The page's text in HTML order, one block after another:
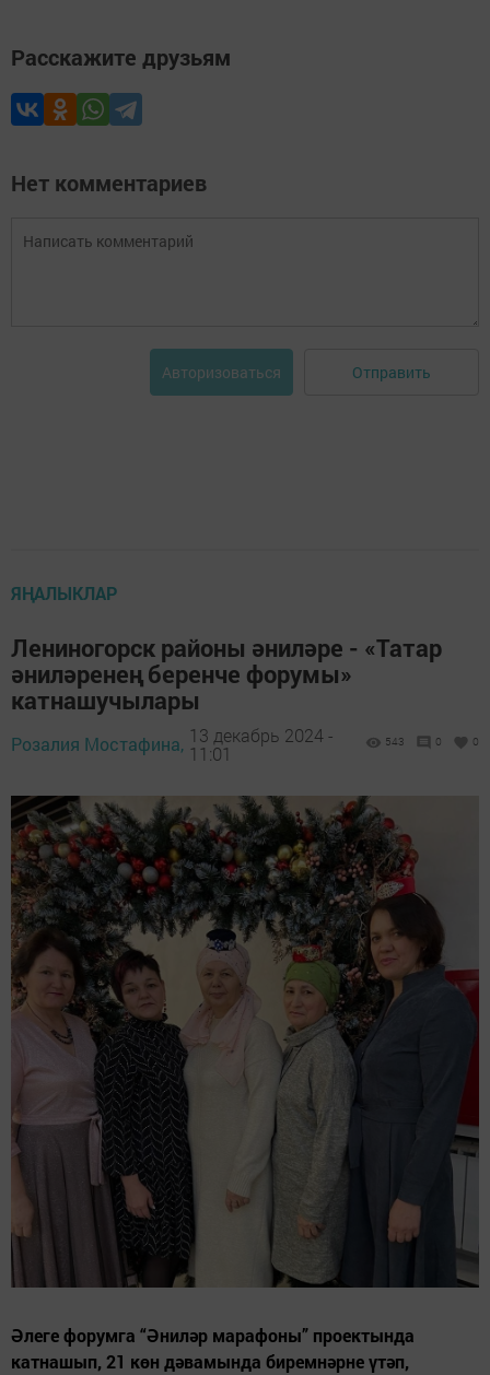
Расскажите друзьям
Нет комментариев
Авторизоваться Отправить
ЯҢАЛЫКЛАР
Лениногорск районы әниләре - «Татар
әниләренең беренче форумы»
катнашучылары
Розалия Мостафина, 13 декабрь 2024 -
11:01
543 0 0
Әлеге форумга “Әниләр марафоны” проектында
катнашып, 21 көн дәвамында биремнәрне үтәп,